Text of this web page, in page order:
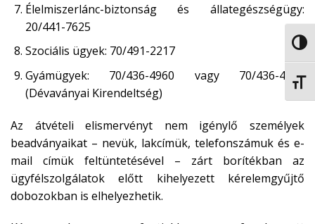
Élelmiszerlánc-biztonság és állategészségügy:
20/441-7625
Szociális ügyek: 70/491-2217
Gyámügyek: 70/436-4960 vagy 70/436-4959
(Dévaványai Kirendeltség)
Az átvételi elismervényt nem igénylő személyek
beadványaikat – nevük, lakcímük, telefonszámuk és e-
mail címük feltüntetésével – zárt borítékban az
ügyfélszolgálatok előtt kihelyezett kérelemgyűjtő
dobozokban is elhelyezhetik.